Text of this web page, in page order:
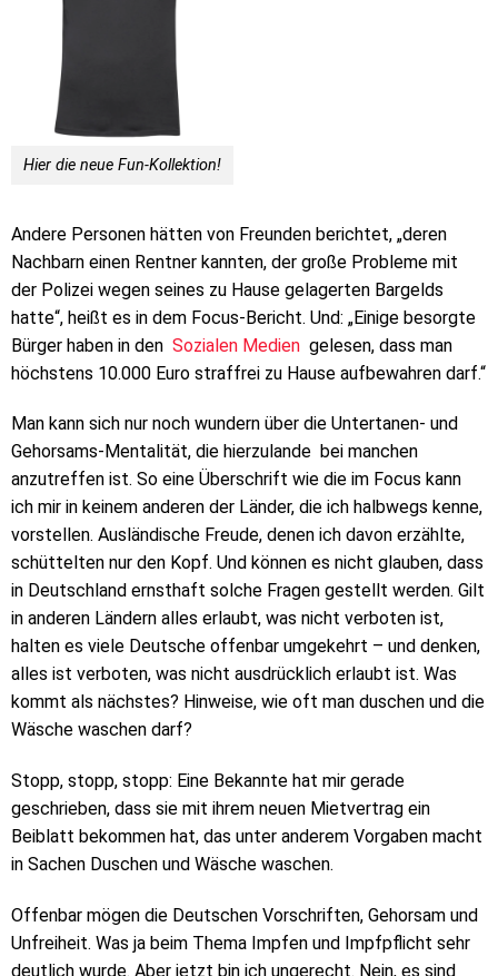
Hier die neue Fun-Kollektion!
Andere Personen hätten von Freunden berichtet, „deren
Nachbarn einen Rentner kannten, der große Probleme mit
der Polizei wegen seines zu Hause gelagerten Bargelds
hatte“, heißt es in dem Focus-Bericht. Und: „Einige besorgte
Bürger haben in den Sozialen Medien gelesen, dass man
höchstens 10.000 Euro straffrei zu Hause aufbewahren darf.“
Man kann sich nur noch wundern über die Untertanen- und
Gehorsams-Mentalität, die hierzulande bei manchen
anzutreffen ist. So eine Überschrift wie die im Focus kann
ich mir in keinem anderen der Länder, die ich halbwegs kenne,
vorstellen. Ausländische Freude, denen ich davon erzählte,
schüttelten nur den Kopf. Und können es nicht glauben, dass
in Deutschland ernsthaft solche Fragen gestellt werden. Gilt
in anderen Ländern alles erlaubt, was nicht verboten ist,
halten es viele Deutsche offenbar umgekehrt – und denken,
alles ist verboten, was nicht ausdrücklich erlaubt ist. Was
kommt als nächstes? Hinweise, wie oft man duschen und die
Wäsche waschen darf?
Stopp, stopp, stopp: Eine Bekannte hat mir gerade
geschrieben, dass sie mit ihrem neuen Mietvertrag ein
Beiblatt bekommen hat, das unter anderem Vorgaben macht
in Sachen Duschen und Wäsche waschen.
Offenbar mögen die Deutschen Vorschriften, Gehorsam und
Unfreiheit. Was ja beim Thema Impfen und Impfpflicht sehr
deutlich wurde. Aber jetzt bin ich ungerecht. Nein, es sind